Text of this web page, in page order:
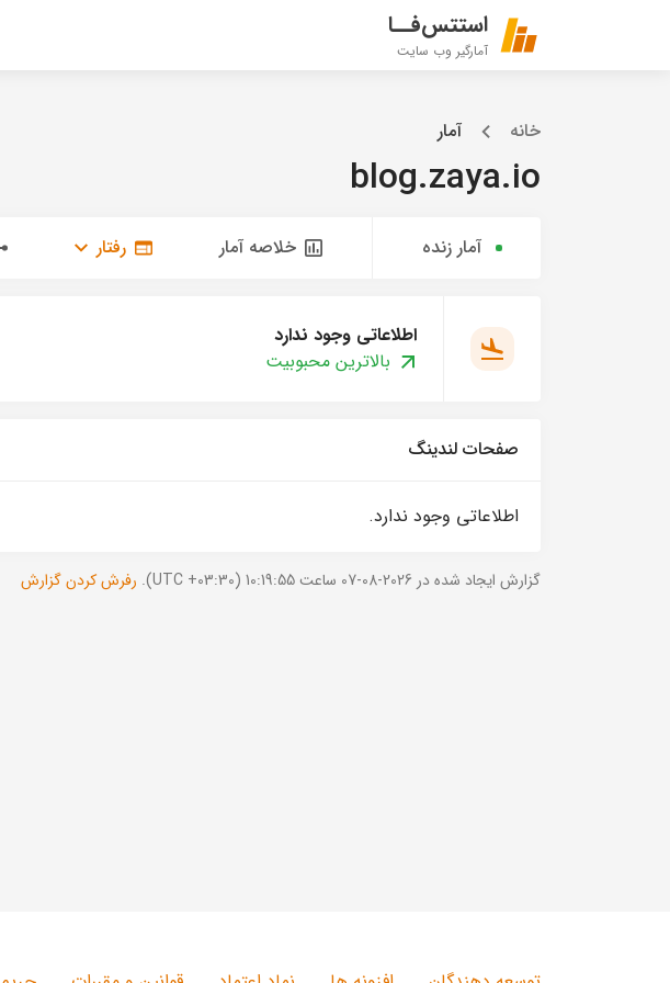
استتس‌فــا
آمارگیر وب سایت
خانه آمار
blog.zaya.io
آمار زنده خلاصه آمار رفتار
اطلاعاتی وجود ندارد
بالاترین محبوبیت
صفحات لندینگ
اطلاعاتی وجود ندارد.
گزارش ایجاد شده در 2026-08-07 ساعت 10:19:55 (UTC +03:30). رفرش کردن گزارش